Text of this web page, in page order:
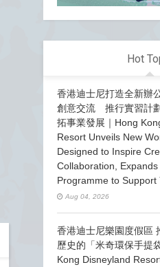
Hot
香港迪士尼打造全新辦
創意交流 推行實習計
拓事業發展｜Hong
Resort Unveils New
Designed to Inspire
Collaboration,
Programme to Support
Aug 04, 2026
香港迪士尼樂園度假區
歷史的「米奇環保手提
Kong Disneyland